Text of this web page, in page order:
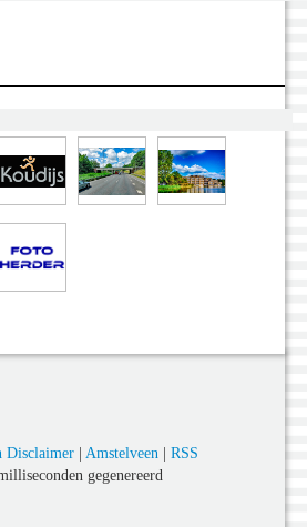
Disclaimer| Amstelveen| RSS
gegenereerd